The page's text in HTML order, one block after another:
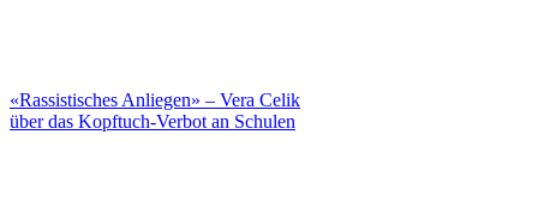
«Rassistisches Anliegen» – Vera Celik
über das Kopftuch-Verbot an Schulen